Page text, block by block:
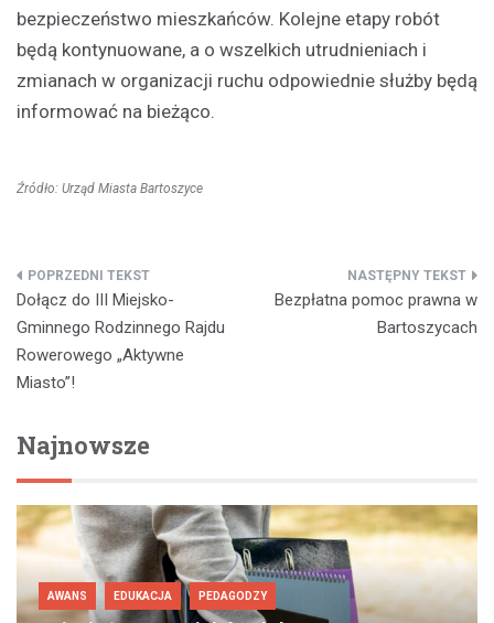
bezpieczeństwo mieszkańców. Kolejne etapy robót
będą kontynuowane, a o wszelkich utrudnieniach i
zmianach w organizacji ruchu odpowiednie służby będą
informować na bieżąco.
Źródło: Urząd Miasta Bartoszyce
Nawigacja
wpisu
Dołącz do III Miejsko-
Gminnego Rodzinnego Rajdu
Rowerowego „Aktywne
Miasto”!
Bezpłatna pomoc prawna w
Bartoszycach
Najnowsze
AWANS EDUKACJA PEDAGODZY